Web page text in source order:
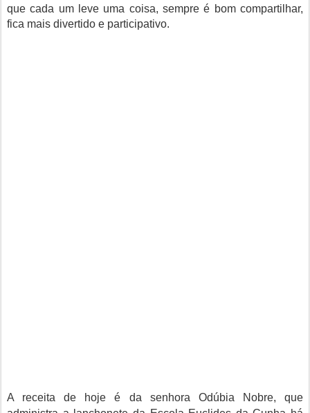
que cada um leve uma coisa, sempre é bom compartilhar,
fica mais divertido e participativo.
A receita de hoje é da senhora Odúbia Nobre, que